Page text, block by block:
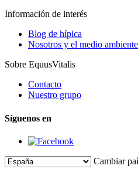
Información de interés
Blog de hípica
Nosotros y el medio ambiente
Sobre EquusVitalis
Contacto
Nuestro grupo
Síguenos en
Cambiar